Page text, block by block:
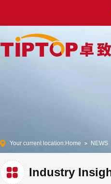
Your current location:Home NEWS
Industry